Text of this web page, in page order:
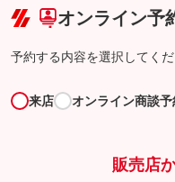
オンライン予
予約する内容を選択してくだ
来店 オンライン商談予
販売店